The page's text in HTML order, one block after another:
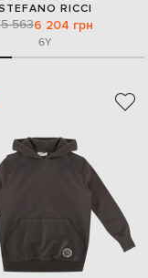
RICCI
5636 204 грн
6Y